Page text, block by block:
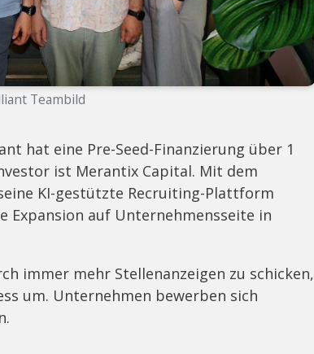
Teambild
hat eine Pre-Seed-Finanzierung über 1
ist Merantix Capital. Mit dem
KI-gestützte Recruiting-Plattform
Expansion auf Unternehmensseite in
immer mehr Stellenanzeigen zu schicken,
um. Unternehmen bewerben sich